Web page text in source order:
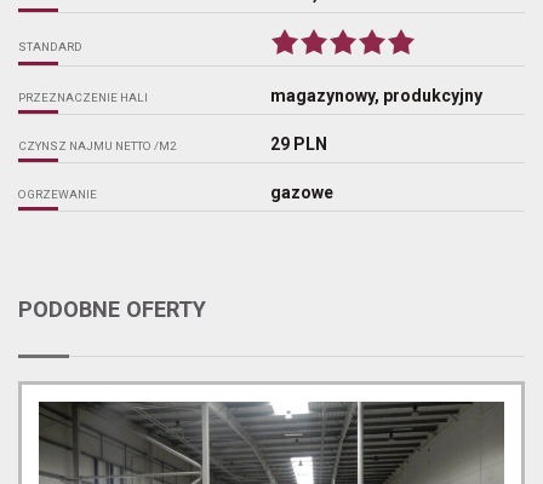
STANDARD
PRZEZNACZENIE HALI magazynowy, produkcyjny
CZYNSZ NAJMU NETTO /M2 29 PLN
OGRZEWANIE gazowe
PODOBNE OFERTY